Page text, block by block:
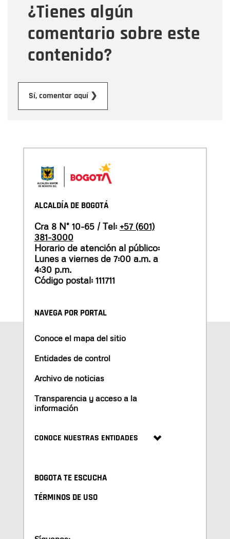
¿Tienes algún
comentario sobre este
contenido?
Sí, comentar aquí ❯
Mensaje
ALCALDÍA DE BOGOTÁ
Cra 8 N° 10-65 / Tel: +57 (601)
381-3000
Horario de atención al público:
Lunes a viernes de 7:00 a.m. a
4:30 p.m.
Código postal: 111711
NAVEGA POR PORTAL
Conoce el mapa del sitio
Entidades de control
Archivo de noticias
Transparencia y acceso a la
información
CONOCE NUESTRAS ENTIDADES
BOGOTA TE ESCUCHA
TÉRMINOS DE USO